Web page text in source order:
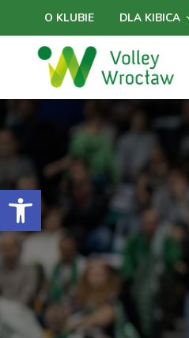
Otwórz pasek narzędzi
O KLUBIE DLA KIBICA